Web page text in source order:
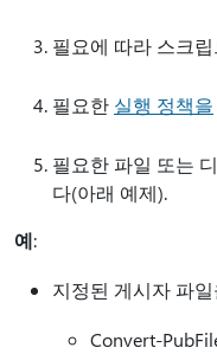
필요에 따라 스크
필요한 실행 정책을
필요한 파일 또는
다(아래 예제).
예:
지정된 게시자 파
Convert-